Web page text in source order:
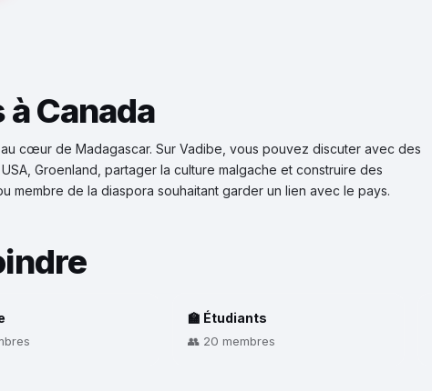
Canada
, au cœur de Madagascar. Sur Vadibe, vous pouvez discuter avec des
Groenland, partager la culture malgache et construire des
de la diaspora souhaitant garder un lien avec le pays.
🏫 Étudiants
👥 20 membres